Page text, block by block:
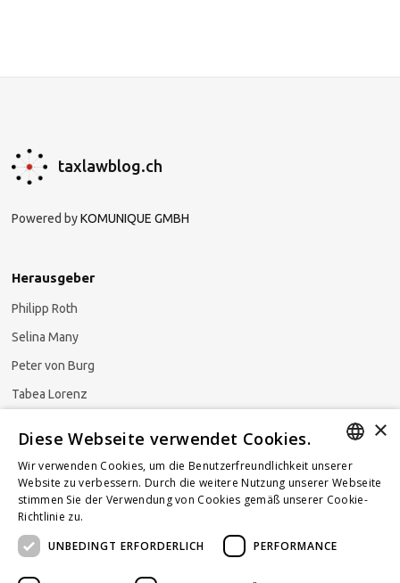
taxlawblog.ch
Powered byKOMUNIQUE GMBH
Herausgeber
Philipp Roth
Selina Many
Peter von Burg
Tabea Lorenz
Newsletter abonnieren
GERMAN
FRENCH
×
Diese Webseite verwendet Cookies.
Wir verwenden Cookies, um die Benutzerfreundlichkeit unserer
Website zu verbessern. Durch die weitere Nutzung unserer Webseite
stimmen Sie der Verwendung von Cookies gemäß unserer Cookie-
Richtlinie zu.
UNBEDINGT ERFORDERLICH
PERFORMANCE